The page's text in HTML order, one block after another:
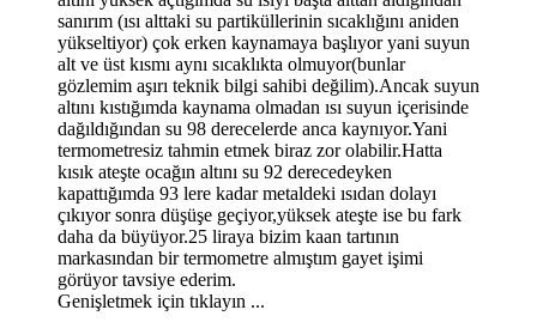
sanırım (ısı alttaki su partiküllerinin sıcaklığını aniden
yükseltiyor) çok erken kaynamaya başlıyor yani suyun
alt ve üst kısmı aynı sıcaklıkta olmuyor(bunlar
gözlemim aşırı teknik bilgi sahibi değilim).Ancak suyun
altını kıstığımda kaynama olmadan ısı suyun içerisinde
dağıldığından su 98 derecelerde anca kaynıyor.Yani
termometresiz tahmin etmek biraz zor olabilir.Hatta
kısık ateşte ocağın altını su 92 derecedeyken
kapattığımda 93 lere kadar metaldeki ısıdan dolayı
çıkıyor sonra düşüşe geçiyor,yüksek ateşte ise bu fark
daha da büyüyor.25 liraya bizim kaan tartının
markasından bir termometre almıştım gayet işimi
görüyor tavsiye ederim.
Genişletmek için tıklayın ...